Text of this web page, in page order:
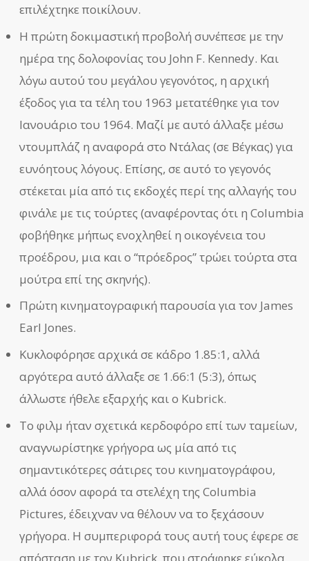
επιλέχτηκε ποικίλουν.
Η πρώτη δοκιμαστική προβολή συνέπεσε με την
ημέρα της δολοφονίας του John F. Kennedy. Και
λόγω αυτού του μεγάλου γεγονότος, η αρχική
έξοδος για τα τέλη του 1963 μετατέθηκε για τον
Ιανουάριο του 1964. Μαζί με αυτό άλλαξε μέσω
ντουμπλάζ η αναφορά στο Ντάλας (σε Βέγκας) για
ευνόητους λόγους. Επίσης, σε αυτό το γεγονός
στέκεται μία από τις εκδοχές περί της αλλαγής του
φινάλε με τις τούρτες (αναφέροντας ότι η Columbia
φοβήθηκε μήπως ενοχληθεί η οικογένεια του
προέδρου, μια και ο “πρόεδρος” τρώει τούρτα στα
μούτρα επί της σκηνής).
Πρώτη κινηματογραφική παρουσία για τον James
Earl Jones.
Κυκλοφόρησε αρχικά σε κάδρο 1.85:1, αλλά
αργότερα αυτό άλλαξε σε 1.66:1 (5:3), όπως
άλλωστε ήθελε εξαρχής και ο Kubrick.
Το φιλμ ήταν σχετικά κερδοφόρο επί των ταμείων,
αναγνωρίστηκε γρήγορα ως μία από τις
σημαντικότερες σάτιρες του κινηματογράφου,
αλλά όσον αφορά τα στελέχη της Columbia
Pictures, έδειχναν να θέλουν να το ξεχάσουν
γρήγορα. Η συμπεριφορά τους αυτή τους έφερε σε